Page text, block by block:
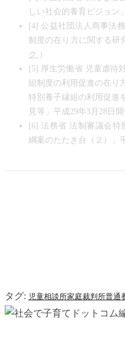
しい社会的養育ビジョン
[4] 公益社団法人商事法
制度の在り方に関する研
ク
）
[5] 厚生労働省 児童虐待
組制度の利用促進の在り
特別養子縁組の利用促進
見等」平成29年3月28日開
[6] 法務省 法制審議会特
綱案のたたき台（２）」
タグ: 児童相談所家庭裁判所普通